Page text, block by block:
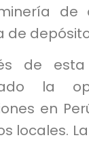
de
de
de esta
la
en
locales.